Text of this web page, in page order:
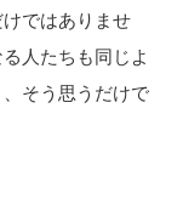
ではありませ
人たちも同じよ
そう思うだけで